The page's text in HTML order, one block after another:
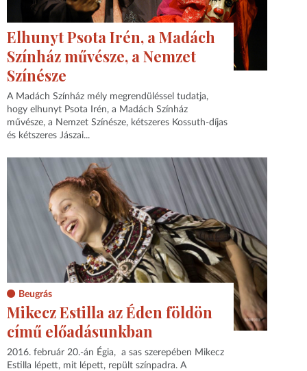
Elhunyt Psota Irén, a Madách
Színház művésze, a Nemzet
Színésze
A Madách Színház mély megrendüléssel tudatja,
hogy elhunyt Psota Irén, a Madách Színház
művésze, a Nemzet Színésze, kétszeres Kossuth-díjas
és kétszeres Jászai...
Beugrás
Mikecz Estilla az Éden földön
című előadásunkban
2016. február 20.-án Égia, a sas szerepében Mikecz
Estilla lépett, mit lépett, repült színpadra. A